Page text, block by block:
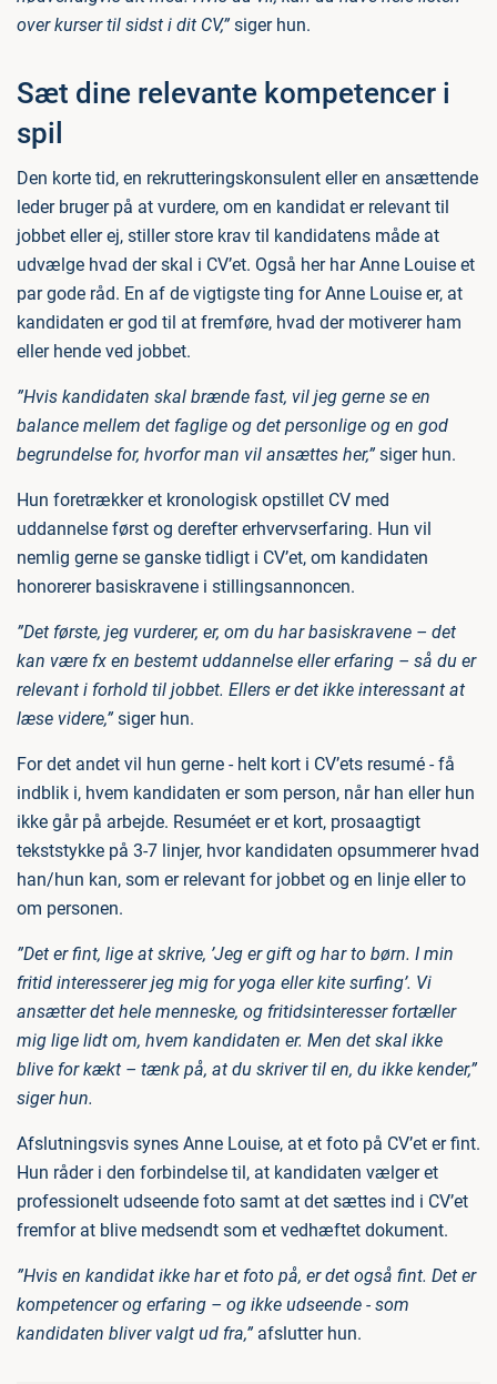
over kurser til sidst i dit CV,”siger hun.
Sæt dine relevante kompetencer i
spil
Den korte tid, en rekrutteringskonsulent eller en ansættende
leder bruger på at vurdere, om en kandidat er relevant til
jobbet eller ej, stiller store krav til kandidatens måde at
udvælge hvad der skal i CV’et. Også her har Anne Louise et
par gode råd. En af de vigtigste ting for Anne Louise er, at
kandidaten er god til at fremføre, hvad der motiverer ham
eller hende ved jobbet.
”Hvis kandidaten skal brænde fast, vil jeg gerne se en
balance mellem det faglige og det personlige og en god
begrundelse for, hvorfor man vil ansættes her,”siger hun.
Hun foretrækker et kronologisk opstillet CV med
uddannelse først og derefter erhvervserfaring. Hun vil
nemlig gerne se ganske tidligt i CV’et, om kandidaten
honorerer basiskravene i stillingsannoncen.
”Det første, jeg vurderer, er, om du har basiskravene – det
kan være fx en bestemt uddannelse eller erfaring – så du er
relevant i forhold til jobbet. Ellers er det ikke interessant at
læse videre,”siger hun.
For det andet vil hun gerne - helt kort i CV’ets resumé - få
indblik i, hvem kandidaten er som person, når han eller hun
ikke går på arbejde. Resuméet er et kort, prosaagtigt
tekststykke på 3-7 linjer, hvor kandidaten opsummerer hvad
han/hun kan, som er relevant for jobbet og en linje eller to
om personen.
”Det er fint, lige at skrive, ’Jeg er gift og har to børn. I min
fritid interesserer jeg mig for yoga eller kite surfing’. Vi
ansætter det hele menneske, og fritidsinteresser fortæller
mig lige lidt om, hvem kandidaten er. Men det skal ikke
blive for kækt – tænk på, at du skriver til en, du ikke kender,”
siger hun.
Afslutningsvis synes Anne Louise, at et foto på CV’et er fint.
Hun råder i den forbindelse til, at kandidaten vælger et
professionelt udseende foto samt at det sættes ind i CV’et
fremfor at blive medsendt som et vedhæftet dokument.
”Hvis en kandidat ikke har et foto på, er det også fint. Det er
kompetencer og erfaring – og ikke udseende - som
kandidaten bliver valgt ud fra,”afslutter hun.